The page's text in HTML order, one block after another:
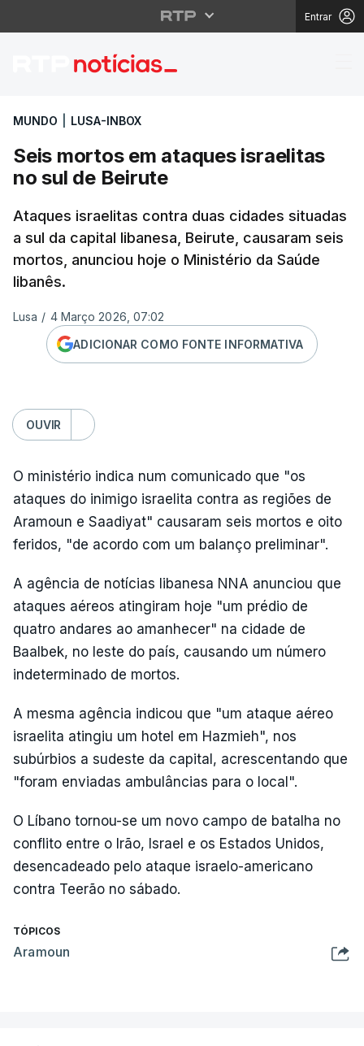
Entrar
Seis mortos em
MUNDO LUSA-INBOX
Seis mortos em ataques israelitas
no sul de Beirute
Ataques israelitas contra duas cidades situadas
a sul da capital libanesa, Beirute, causaram seis
mortos, anunciou hoje o Ministério da Saúde
libanês.
Lusa / 4 Março 2026, 07:02
ADICIONAR COMO FONTE INFORMATIVA
OUVIR
O ministério indica num comunicado que "os
ataques do inimigo israelita contra as regiões de
Aramoun e Saadiyat" causaram seis mortos e oito
feridos, "de acordo com um balanço preliminar".
A agência de notícias libanesa NNA anunciou que
ataques aéreos atingiram hoje "um prédio de
quatro andares ao amanhecer" na cidade de
Baalbek, no leste do país, causando um número
indeterminado de mortos.
A mesma agência indicou que "um ataque aéreo
israelita atingiu um hotel em Hazmieh", nos
subúrbios a sudeste da capital, acrescentando que
"foram enviadas ambulâncias para o local".
O Líbano tornou-se um novo campo de batalha no
conflito entre o Irão, Israel e os Estados Unidos,
desencadeado pelo ataque israelo-americano
contra Teerão no sábado.
TÓPICOS
Aramoun